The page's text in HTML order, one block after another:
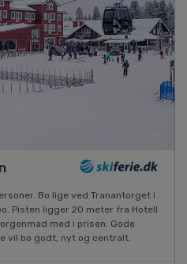
Bo lige ved Tranantorget i
Pisten ligger 20 meter fra Hotell
med i prisen. Gode
vil bo godt, nyt og centralt.